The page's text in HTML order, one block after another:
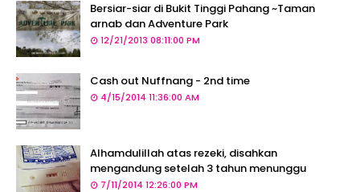
Bersiar-siar di Bukit Tinggi Pahang ~Taman
arnab dan Adventure Park
12/21/2013 08:11:00 PM
Cash out Nuffnang - 2nd time
4/15/2014 11:36:00 AM
Alhamdulillah atas rezeki, disahkan
mengandung setelah 3 tahun menunggu
7/11/2014 12:26:00 PM